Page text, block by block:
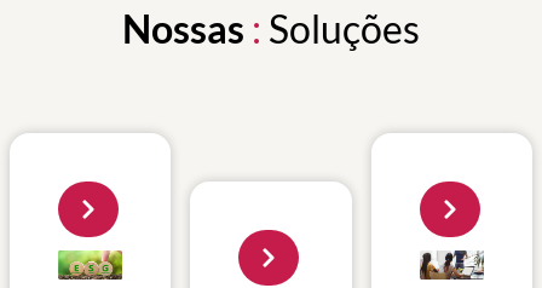
Nossas : Soluções